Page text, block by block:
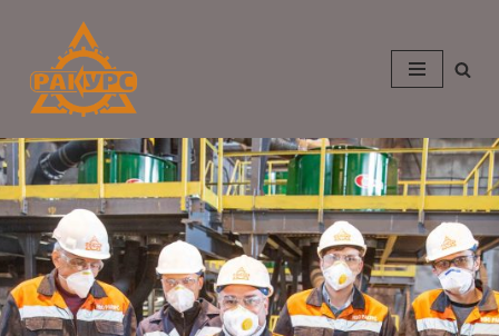
Перейти
содержимому